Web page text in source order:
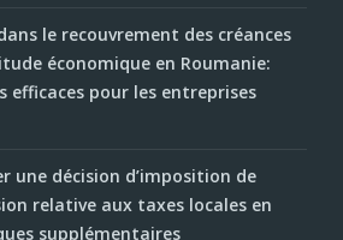
le recouvrement des créances
économique en Roumanie:
efficaces pour les entreprises
une décision d’imposition de
relative aux taxes locales en
supplémentaires